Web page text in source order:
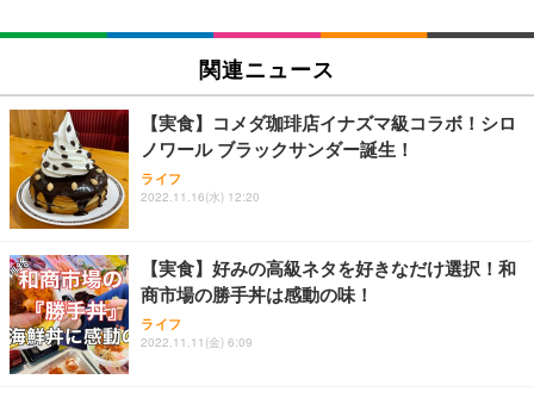
関連ニュース
【実食】コメダ珈琲店イナズマ級コラボ！シロ
ノワール ブラックサンダー誕生！
ライフ
2022.11.16(水) 12:20
【実食】好みの高級ネタを好きなだけ選択！和
商市場の勝手丼は感動の味！
ライフ
2022.11.11(金) 6:09